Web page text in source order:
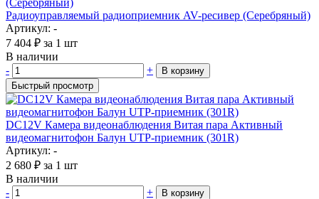
Радиоуправляемый радиоприемник AV-ресивер (Серебряный)
Артикул: -
7 404 ₽ за 1 шт
В наличии
-
+
В корзину
Быстрый просмотр
DC12V Камера видеонаблюдения Витая пара Активный
видеомагнитофон Балун UTP-приемник (301R)
Артикул: -
2 680 ₽ за 1 шт
В наличии
-
+
В корзину